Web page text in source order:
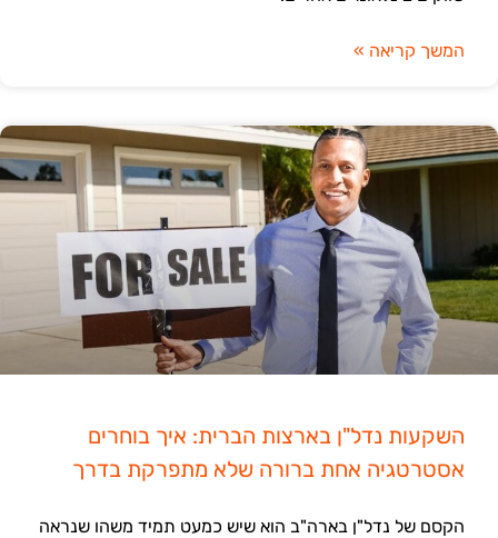
המשך קריאה »
השקעות נדל"ן בארצות הברית: איך בוחרים
אסטרטגיה אחת ברורה שלא מתפרקת בדרך
הקסם של נדל"ן בארה"ב הוא שיש כמעט תמיד משהו שנראה